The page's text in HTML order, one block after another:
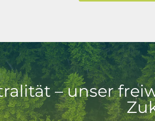
– unser